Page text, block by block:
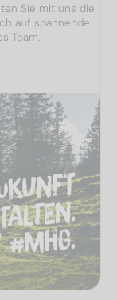
Sie mit uns die
auf spannende
Team.